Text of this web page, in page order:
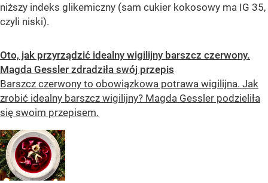
niższy indeks glikemiczny (sam cukier kokosowy ma IG 35,
czyli niski).
Oto, jak przyrządzić idealny wigilijny barszcz czerwony.
Magda Gessler zdradziła swój przepis
Barszcz czerwony to obowiązkowa potrawa wigilijna. Jak
zrobić idealny barszcz wigilijny? Magda Gessler podzieliła
się swoim przepisem.